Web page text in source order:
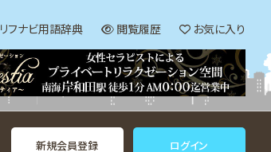
リフナビ用語辞典 閲覧履歴 お気に入り
新規会員登録 ログイン